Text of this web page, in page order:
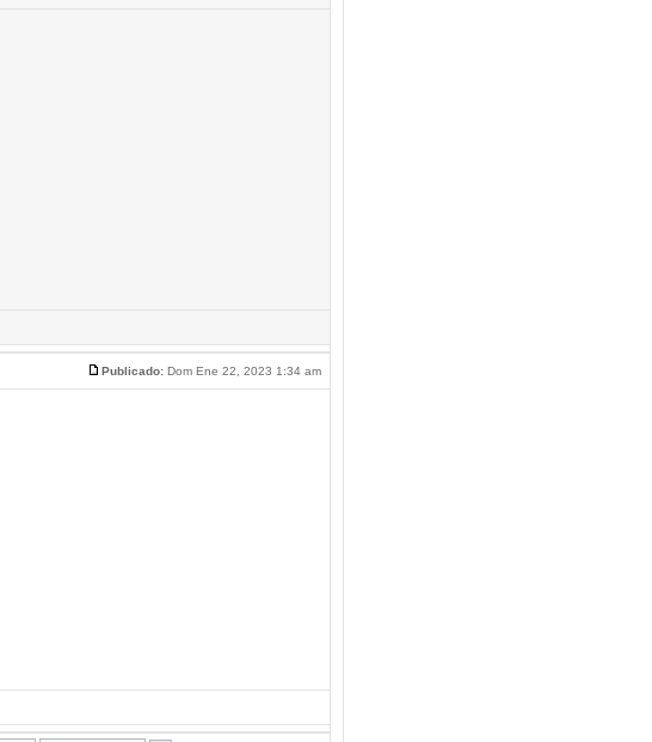
Publicado:Dom Ene 22, 2023 1:34 am